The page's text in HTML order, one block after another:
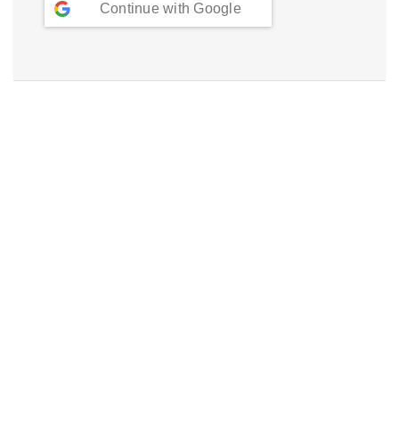
Continue with Google